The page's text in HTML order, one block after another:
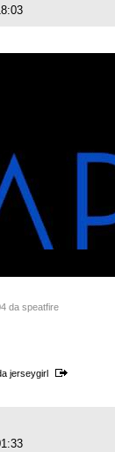
da speatfire
jerseygirl